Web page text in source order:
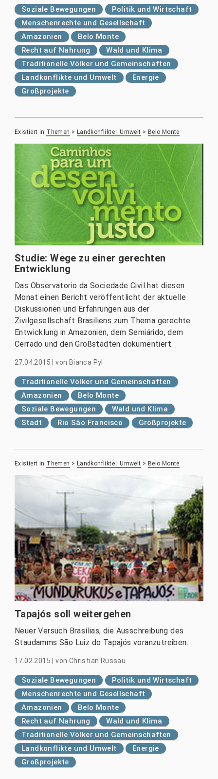
Soziale Bewegungen
Politik und Wirtschaft
Menschenrechte und Gesellschaft
Amazonien
Belo Monte
Recht auf Nahrung
Wald und Klima
Traditionelle Völker und Gemeinschaften
Landkonflikte und Umwelt
Energie
Großprojekte
Existiert in Themen > Landkonflikte | Umwelt > Belo Monte
Studie: Wege zu einer gerechten
Entwicklung
Das Observatorio da Sociedade Civil hat diesen
Monat einen Bericht veröffentlicht der aktuelle
Diskussionen und Erfahrungen aus der
Zivilgesellschaft Brasiliens zum Thema gerechte
Entwicklung in Amazonien, dem Semiárido, dem
Cerrado und den Großstädten dokumentiert.
27.04.2015 |von Bianca Pyl
Traditionelle Völker und Gemeinschaften
Amazonien
Belo Monte
Soziale Bewegungen
Wald und Klima
Stadt
Rio São Francisco Großprojekte
Existiert in Themen > Landkonflikte | Umwelt > Belo Monte
Tapajós soll weitergehen
Neuer Versuch Brasílias, die Ausschreibung des
Staudamms São Luiz do Tapajós voranzutreiben.
17.02.2015|von Christian Russau
Soziale Bewegungen
Politik und Wirtschaft
Menschenrechte und Gesellschaft
Amazonien
Belo Monte
Recht auf Nahrung
Wald und Klima
Traditionelle Völker und Gemeinschaften
Landkonflikte und Umwelt
Energie
Großprojekte